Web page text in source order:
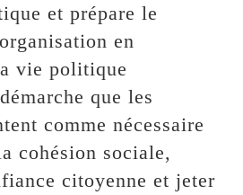
et prépare le
en
vie politique
que les
comme nécessaire
cohésion sociale,
citoyenne et jeter